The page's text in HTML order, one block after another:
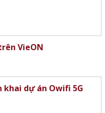
VieON
khai dự án Owifi 5G